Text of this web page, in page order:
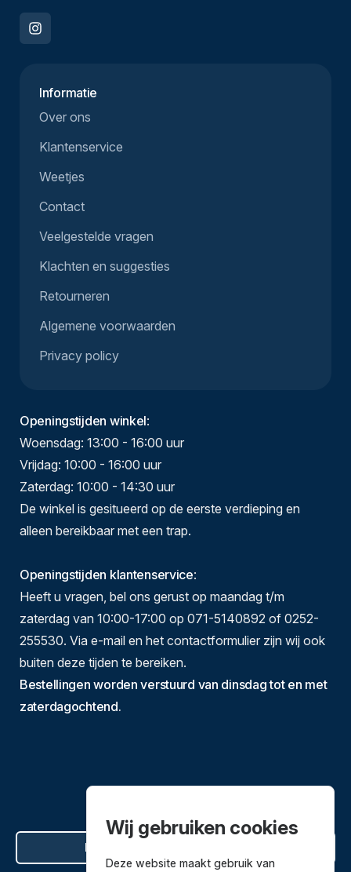
Informatie
Over ons
Klantenservice
Weetjes
Contact
Veelgestelde vragen
Klachten en suggesties
Retourneren
Algemene voorwaarden
Privacy policy
Openingstijden winkel:
Woensdag: 13:00 - 16:00 uur
Vrijdag: 10:00 - 16:00 uur
Zaterdag: 10:00 - 14:30 uur
De winkel is gesitueerd op de eerste verdieping en
alleen bereikbaar met een trap.
Openingstijden klantenservice:
Heeft u vragen, bel ons gerust op maandag t/m
zaterdag van 10:00-17:00 op 071-5140892 of 0252-
255530. Via e-mail en het contactformulier zijn wij ook
buiten deze tijden te bereiken.
Bestellingen worden verstuurd van dinsdag tot en met
zaterdagochtend.
Hier de overeenkomst ontbinden
Wij gebruiken cookies
Deze website maakt gebruik van